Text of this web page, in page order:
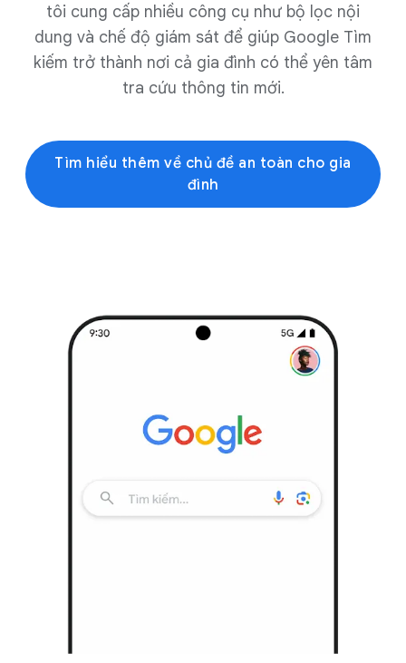
tôi cung cấp nhiều công cụ như bộ lọc nội
dung và chế độ giám sát để giúp Google Tìm
kiếm trở thành nơi cả gia đình có thể yên tâm
tra cứu thông tin mới.
Tìm hiểu thêm về chủ đề an toàn cho gia
đình